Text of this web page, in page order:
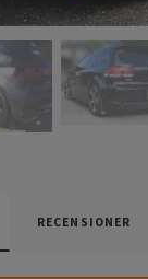
RECENSIONER